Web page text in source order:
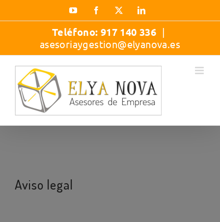
contenido
YouTubeFacebook LinkedIn
Teléfono: 917 140 336 |
asesoriaygestion@elyanova.es
Aviso legal